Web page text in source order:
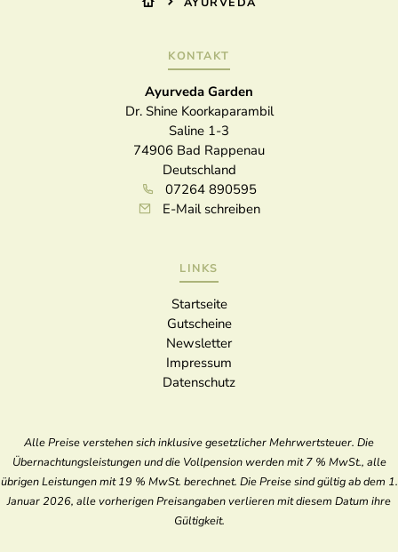
KONTAKT
Ayurveda Garden
Dr. Shine Koorkaparambil
Saline 1-3
74906 Bad Rappenau
Deutschland
07264 890595
E-Mail schreiben
LINKS
Startseite
Gutscheine
Newsletter
Impressum
Datenschutz
Alle Preise verstehen sich inklusive gesetzlicher Mehrwertsteuer. Die
Übernachtungsleistungen und die Vollpension werden mit 7 % MwSt., alle
übrigen Leistungen mit 19 % MwSt. berechnet. Die Preise sind gültig ab dem 1.
Januar 2026, alle vorherigen Preisangaben verlieren mit diesem Datum ihre
Gültigkeit.